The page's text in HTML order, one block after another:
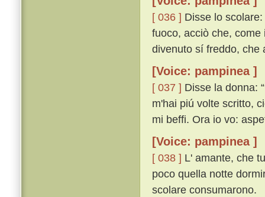
[ 036 ] Disse lo
fuoco, acciò che,
divenuto sí freddo, che
[Voice: pampinea ]
[ 037 ] Disse la donna:
m'hai piú volte scritto,
mi beffi. Ora io vo:
[Voice: pampinea ]
[ 038 ] L' amante, che
poco quella notte
scolare consumarono.